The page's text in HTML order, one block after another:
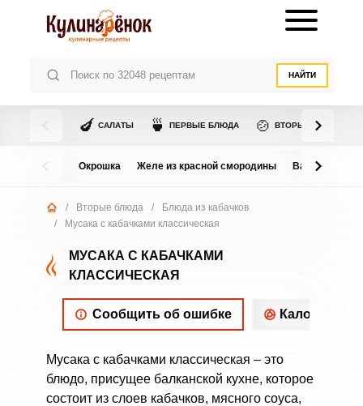
НАЙТИ
🍆 САЛАТЫ 🍵 ПЕРВЫЕ БЛЮДА 🍲 ВТОРЫЕ БЛЮДА
Окрошка Желе из красной смородины Варенье из
/ Вторые блюда /
Блюда из кабачков
/
Мусака с кабачками классическая
МУСАКА С КАБАЧКАМИ
КЛАССИЧЕСКАЯ
Сообщить об ошибке
Мусака с кабачками классическая – это
блюдо, присущее балканской кухне, которое
состоит из слоев кабачков, мясного соуса,